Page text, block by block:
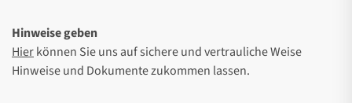
Hinweise geben
Hierkönnen Sie uns auf sichere und vertrauliche Weise
Hinweise und Dokumente zukommen lassen.